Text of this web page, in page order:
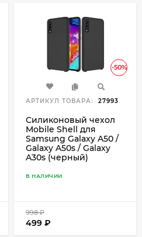
-50%
АРТИКУЛ ТОВАРА: 27993
Силиконовый чехол
Mobile Shell для
Samsung Galaxy A50 /
Galaxy A50s / Galaxy
A30s (черный)
В НАЛИЧИИ
998₽
499 ₽